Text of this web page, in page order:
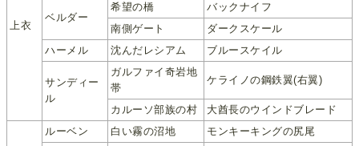
上衣
ベルダー
希望の橋
バックナイフ
南側ゲート
ダークスケール
ハーメル
沈んだレシアム ブルースケイル
サンディー
ル
ガルファイ奇岩地
帯
ケライノの鋼鉄翼(右翼)
カルーソ部族の村 大酋長のウインドブレード
ルーベン 白い霧の沼地
モンキーキングの尻尾